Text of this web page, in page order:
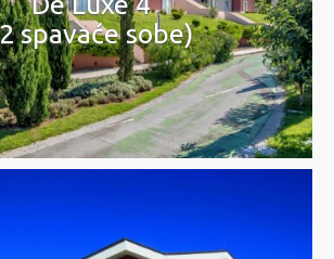
spavaće sobe)